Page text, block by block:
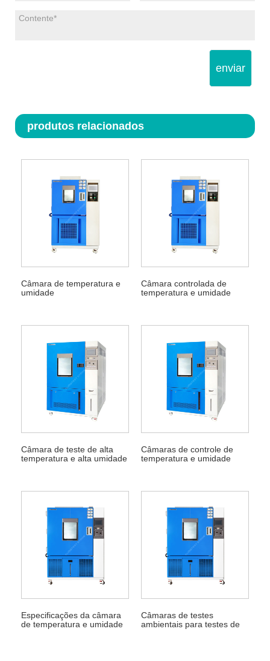
enviar
produtos relacionados
Câmara de temperatura e
umidade
Câmara controlada de
temperatura e umidade
Câmara de teste de alta
temperatura e alta umidade
Câmaras de controle de
temperatura e umidade
Especificações da câmara
de temperatura e umidade
Câmaras de testes
ambientais para testes de